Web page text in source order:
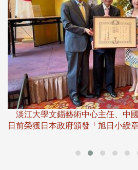
淡江大學文錙藝術中心主任、中
日前榮獲日本政府頒發「旭日小綬